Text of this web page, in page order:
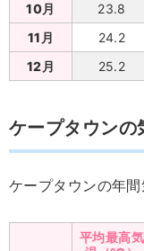
10月
23.8
11月
24.2
12月
25.2
ケープタウンの
ケープタウンの年間
平均最高気